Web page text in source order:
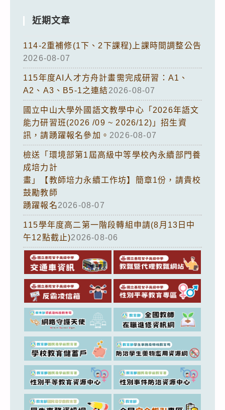
近期文章
114-2重補修(1下、2下課程)上課時間調整公告
2026-08-07
115年度AI人才方舟計畫需完成研習：A1、
A2、A3、B5-1之連結2026-08-07
國立中山大學外國語文教學中心「2026年語文
能力研習班(2026 /09 ~ 2026/12)」招生資
訊，請踴躍報名參加。 2026-08-07
檢送「環境部第1屆高級中等學校內永續部門養
成培力計
畫」【教師培力永續工作坊】簡章1份，請貴校
鼓勵教師
踴躍報名2026-08-07
115學年度高二第一階段轉組申請(8月13日中
午12點截止)2026-08-06